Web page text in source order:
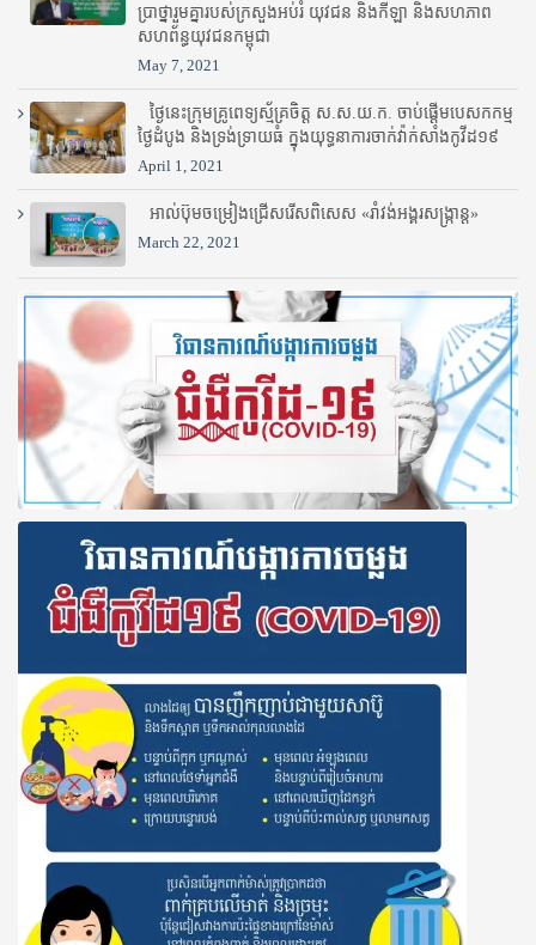
ប្រាថ្នារួមគ្នារបស់ក្រសួងអប់រំ​ យុវជន និងកីឡា និងសហភាព
សហព័ន្ធយុវជនកម្ពុជា
May 7, 2021
ថ្ងៃនេះក្រុមគ្រូពេទ្យស្ម័គ្រចិត្ត ស.ស.យ.ក. ចាប់ផ្តើមបេសកកម្ម
ថ្ងៃដំបូង និងទ្រង់ទ្រាយធំ ក្នុងយុទ្ធនាការចាក់វ៉ាក់សាំងកូវីដ១៩
April 1, 2021
អាល់ប៊ុមចម្រៀងជ្រើសរើសពិសេស «រាំវង់អង្គរសង្ក្រាន្ត»
March 22, 2021